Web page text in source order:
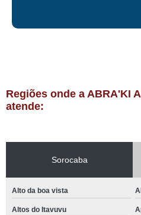
Regiões onde a ABRA'KI
atende:
Sorocaba
Alto da boa vista
Altos do Itavuvu